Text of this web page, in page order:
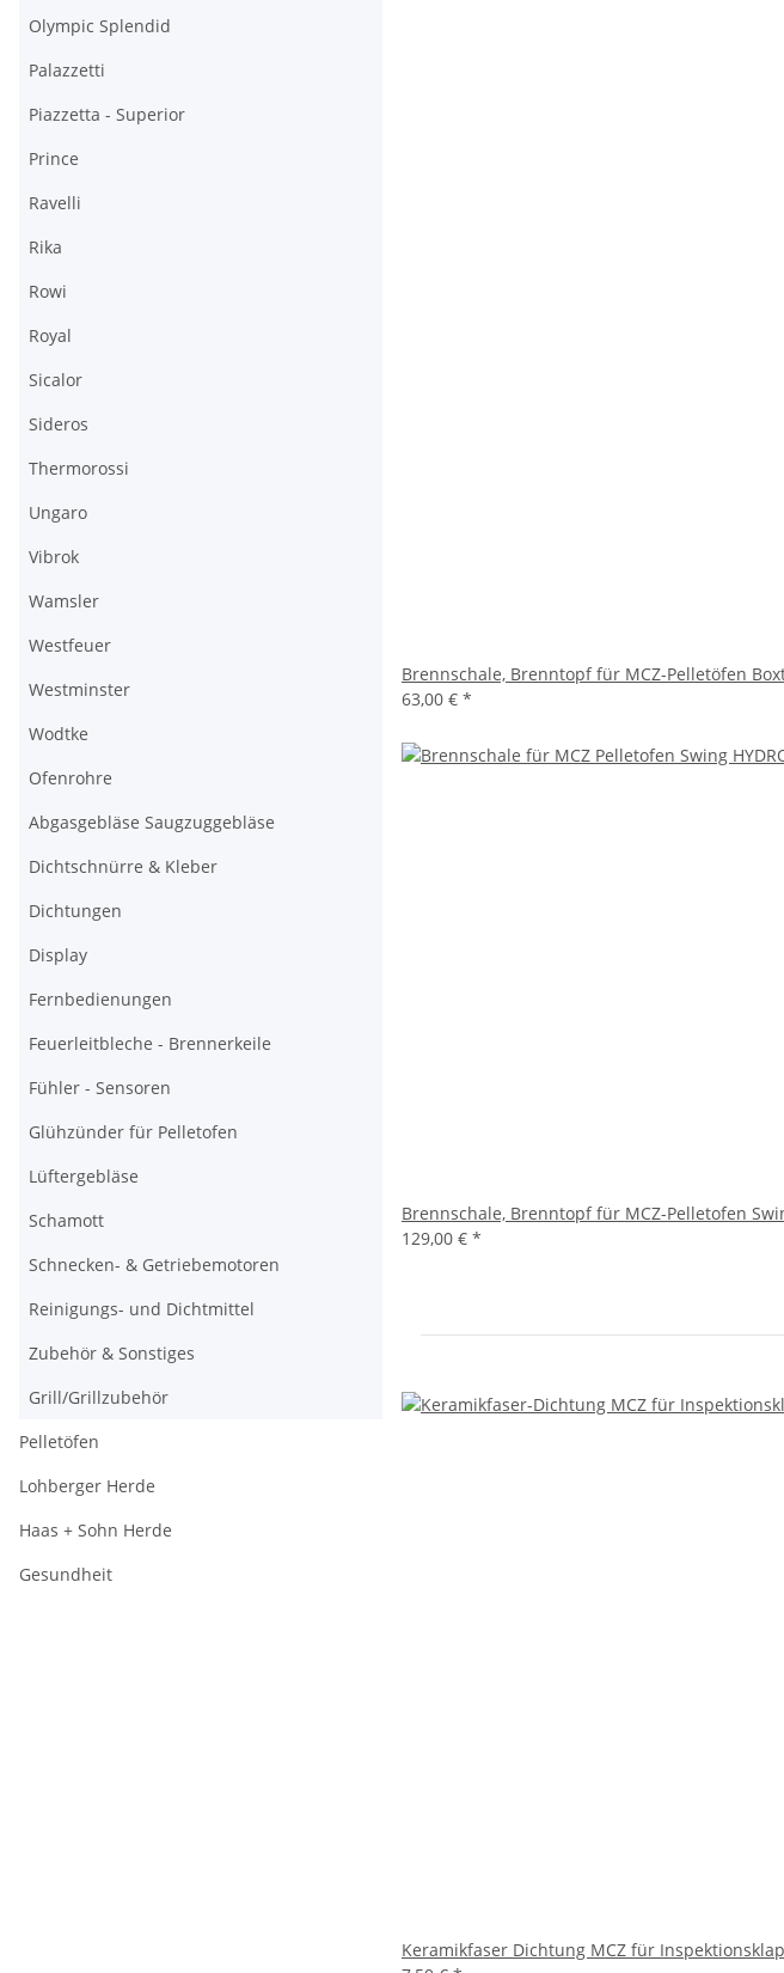
Brennschale, Brenntopf für MCZ-Pelletöfen
63,00 € *
Brennschale, Brenntopf für MCZ-Pelletofen
129,00 € *
Keramikfaser Dichtung MCZ für
Olympic Splendid
Palazzetti
Piazzetta - Superior
Prince
Ravelli
Rika
Rowi
Royal
Sicalor
Sideros
Thermorossi
Ungaro
Vibrok
Wamsler
Westfeuer
Westminster
Wodtke
Ofenrohre
Abgasgebläse Saugzuggebläse
Dichtschnürre & Kleber
Dichtungen
Display
Fernbedienungen
Feuerleitbleche - Brennerkeile
Fühler - Sensoren
Glühzünder für Pelletofen
Lüftergebläse
Schamott
Schnecken- & Getriebemotoren
Reinigungs- und Dichtmittel
Zubehör & Sonstiges
Grill/Grillzubehör
Pelletöfen
Lohberger Herde
Haas + Sohn Herde
Gesundheit